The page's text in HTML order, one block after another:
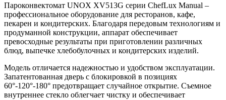
Пароконвектомат UNOX XV513G серии ChefLux Manual –
профессиональное оборудование для ресторанов, кафе,
пекарен и кондитерских. Благодаря передовым технологиям и
продуманной конструкции, аппарат обеспечивает
превосходные результаты при приготовлении различных
блюд, выпечке хлебобулочных и кондитерских изделий.
Модель отличается надежностью и удобством эксплуатации.
Запатентованная дверь с блокировкой в позициях
60°-120°-180° предотвращает случайное открытие. Съемное
внутреннее стекло облегчает чистку и обеспечивает